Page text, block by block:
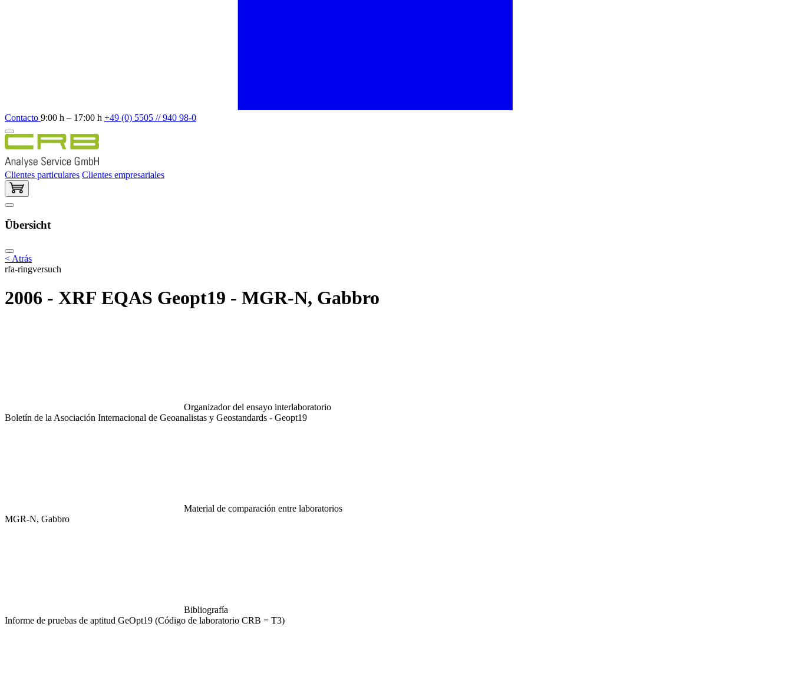
Contacto 9:00 h – 17:00 h +49 (0) 5505 // 940 98-0
Clientes particulares Clientes empresariales
Übersicht
< Atrás
rfa-ringversuch
2006 - XRF EQAS Geopt19 - MGR-N, Gabbro
Organizador del ensayo interlaboratorio
Boletín de la Asociación Internacional de Geoanalistas y Geostandards - Geopt19
Material de comparación entre laboratorios
MGR-N, Gabbro
Bibliografía
Informe de pruebas de aptitud GeOpt19 (Código de laboratorio CRB = T3)